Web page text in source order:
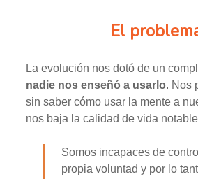
El
La evolución nos dotó de un
nadie nos enseñó a usarlo. Nos
sin saber cómo usar la mente a
nos baja la calidad de vida
Somos incapaces de
propia voluntad y por lo